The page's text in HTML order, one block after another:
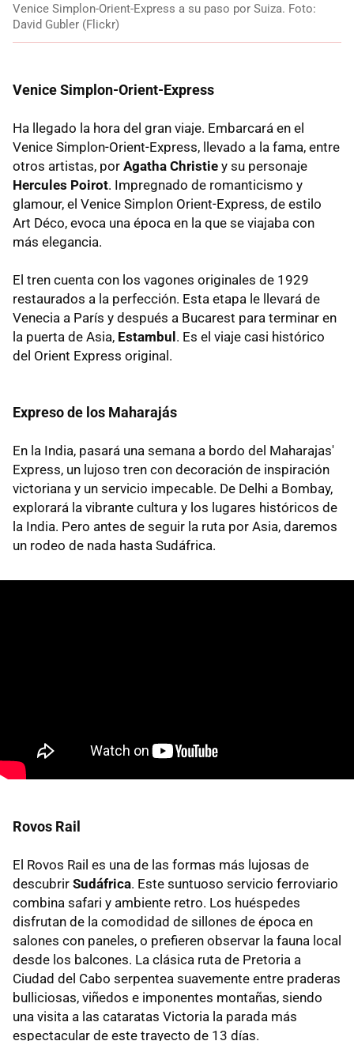
Venice Simplon-Orient-Express a su paso por Suiza. Foto:
David Gubler (Flickr)
Venice Simplon-Orient-Express
Ha llegado la hora del gran viaje. Embarcará en el
Venice Simplon-Orient-Express, llevado a la fama, entre
otros artistas, por Agatha Christie y su personaje
Hercules Poirot. Impregnado de romanticismo y
glamour, el Venice Simplon Orient-Express, de estilo
Art Déco, evoca una época en la que se viajaba con
más elegancia.
El tren cuenta con los vagones originales de 1929
restaurados a la perfección. Esta etapa le llevará de
Venecia a París y después a Bucarest para terminar en
la puerta de Asia, Estambul. Es el viaje casi histórico
del Orient Express original.
Expreso de los Maharajás
En la India, pasará una semana a bordo del Maharajas'
Express, un lujoso tren con decoración de inspiración
victoriana y un servicio impecable. De Delhi a Bombay,
explorará la vibrante cultura y los lugares históricos de
la India. Pero antes de seguir la ruta por Asia, daremos
un rodeo de nada hasta Sudáfrica.
Rovos Rail
El Rovos Rail es una de las formas más lujosas de
descubrir Sudáfrica. Este suntuoso servicio ferroviario
combina safari y ambiente retro. Los huéspedes
disfrutan de la comodidad de sillones de época en
salones con paneles, o prefieren observar la fauna local
desde los balcones. La clásica ruta de Pretoria a
Ciudad del Cabo serpentea suavemente entre praderas
bulliciosas, viñedos e imponentes montañas, siendo
una visita a las cataratas Victoria la parada más
espectacular de este trayecto de 13 días.